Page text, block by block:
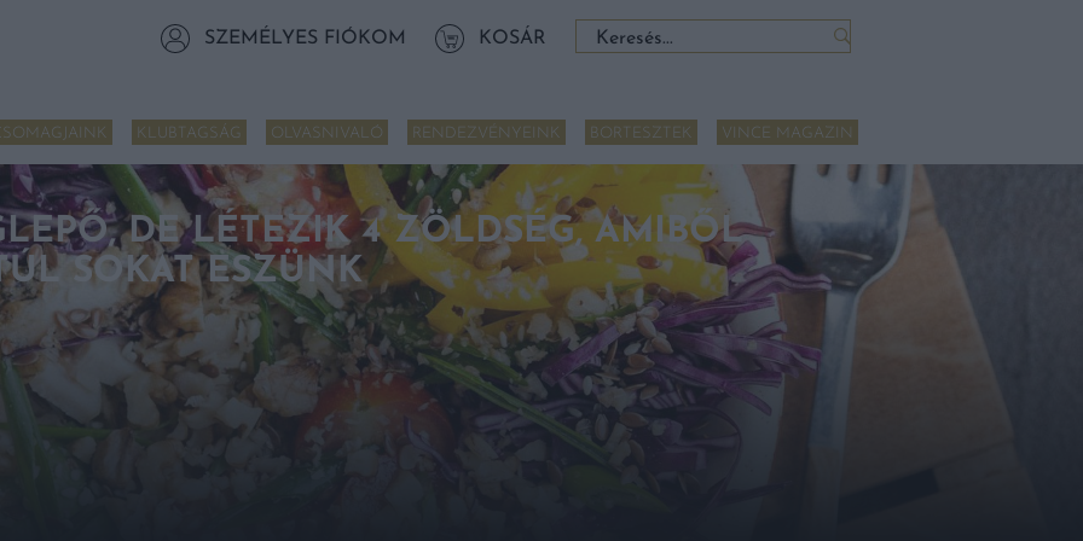
SZEMÉLYES FIÓKOM KOSÁR Keresés:
KLUBTAGSÁG OLVASNIVALÓ RENDEZVÉNYEINK BORTESZTEK VINCE MAGAZIN
DE LÉTEZIK 4 ZÖLDSÉG, AMIBŐL
SOKAT ESZÜNK